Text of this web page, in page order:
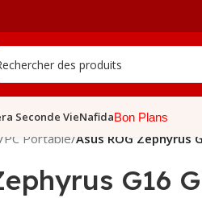
Seconde VieNafidaBon Plans
/PC Portable/Asus ROG Zephyrus
G16